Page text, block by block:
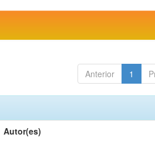
Anterior 1
Autor(es)